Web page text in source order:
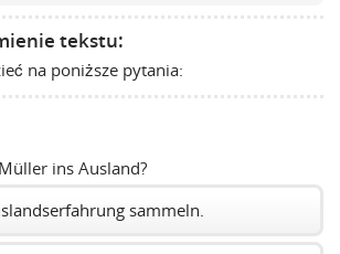
tekstu:
na poniższe pytania:
ins Ausland?
sammeln.